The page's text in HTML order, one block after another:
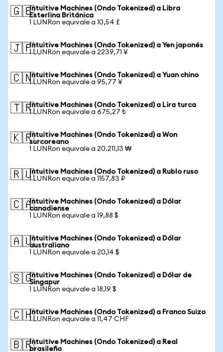
🇬🇧Intuitive Machines (Ondo Tokenized) a Libra
Esterlina Británica
1 LUNRon equivale a 10,54 £
🇯🇵Intuitive Machines (Ondo Tokenized) a Yen japonés
1 LUNRon equivale a 2239,71 ¥
🇨🇳Intuitive Machines (Ondo Tokenized) a Yuan chino
1 LUNRon equivale a 95,77 ¥
🇹🇷Intuitive Machines (Ondo Tokenized) a Lira turca
1 LUNRon equivale a 675,27 ₺
🇰🇷Intuitive Machines (Ondo Tokenized) a Won
surcoreano
1 LUNRon equivale a 20.211,13 ₩
🇷🇺Intuitive Machines (Ondo Tokenized) a Rublo ruso
1 LUNRon equivale a 1157,83 ₽
🇨🇦Intuitive Machines (Ondo Tokenized) a Dólar
canadiense
1 LUNRon equivale a 19,88 $
🇦🇺Intuitive Machines (Ondo Tokenized) a Dólar
australiano
1 LUNRon equivale a 20,14 $
🇸🇬Intuitive Machines (Ondo Tokenized) a Dólar de
Singapur
1 LUNRon equivale a 18,19 $
🇨🇭Intuitive Machines (Ondo Tokenized) a Franco Suizo
1 LUNRon equivale a 11,47 CHF
🇧🇷Intuitive Machines (Ondo Tokenized) a Real
brasileño